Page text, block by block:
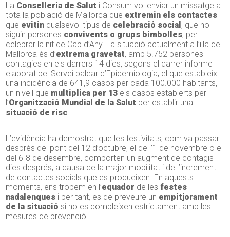
La Conselleria de Salut i Consum vol enviar un missatge a
tota la població de Mallorca que extremin els contactes i
que evitin qualsevol tipus de celebració social , que no
siguin persones convivents o grups bimbolles, per
celebrar la nit de Cap d’Any. La situació actualment a l’illa de
Mallorca és d’extrema gravetat, amb 5.752 persones
contagies en els darrers 14 dies, segons el darrer informe
elaborat pel Servei balear d’Epidemiologia, el que estableix
una incidència de 641,9 casos per cada 100.000 habitants,
un nivell que multiplica per 13 els casos establerts per
l’Organització Mundial de la Salut per establir una
situació de risc.
L’evidència ha demostrat que les festivitats, com va passar
després del pont del 12 d’octubre, el de l’1 de novembre o el
del 6-8 de desembre, comporten un augment de contagis
dies després, a causa de la major mobilitat i de l’increment
de contactes socials que es produeixen. En aquests
moments, ens trobem en l’equador de lesfestes
nadalenques i per tant, es de preveure un empitjorament
de la situació si no es compleixen estrictament amb les
mesures de prevenció.